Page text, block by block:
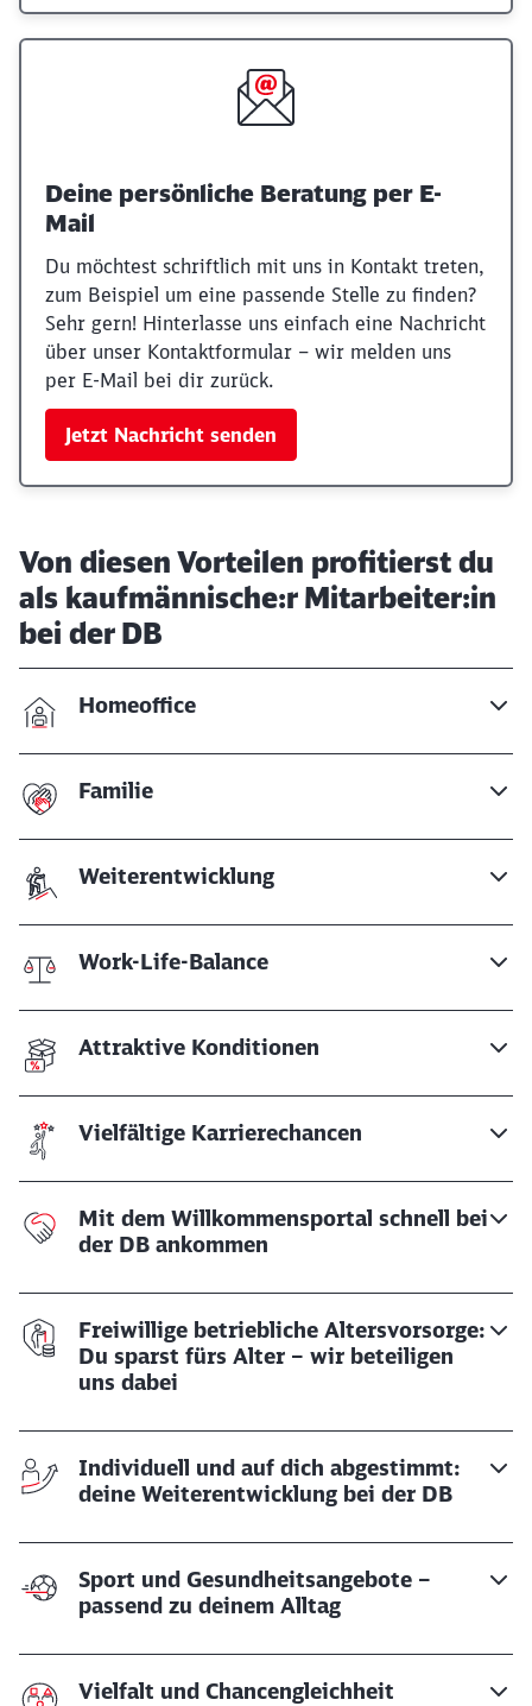
Deine persönliche Beratung per E-
Mail
Du möchtest schriftlich mit uns in Kontakt treten,
zum Beispiel um eine passende Stelle zu finden?
Sehr gern! Hinterlasse uns einfach eine Nachricht
über unser Kontaktformular – wir melden uns
per E-Mail bei dir zurück.
Jetzt Nachricht senden
Von diesen Vorteilen profitierst du
als kaufmännische:r Mitarbeiter:in
bei der DB
Homeoffice
Familie
Weiterentwicklung
Work-Life-Balance
Attraktive Konditionen
Vielfältige Karrierechancen
Mit dem Willkommensportal schnell bei
der DB ankommen
Freiwillige betriebliche Altersvorsorge:
Du sparst fürs Alter – wir beteiligen
uns dabei
Individuell und auf dich abgestimmt:
deine Weiterentwicklung bei der DB
Sport und Gesundheitsangebote –
passend zu deinem Alltag
Vielfalt und Chancengleichheit